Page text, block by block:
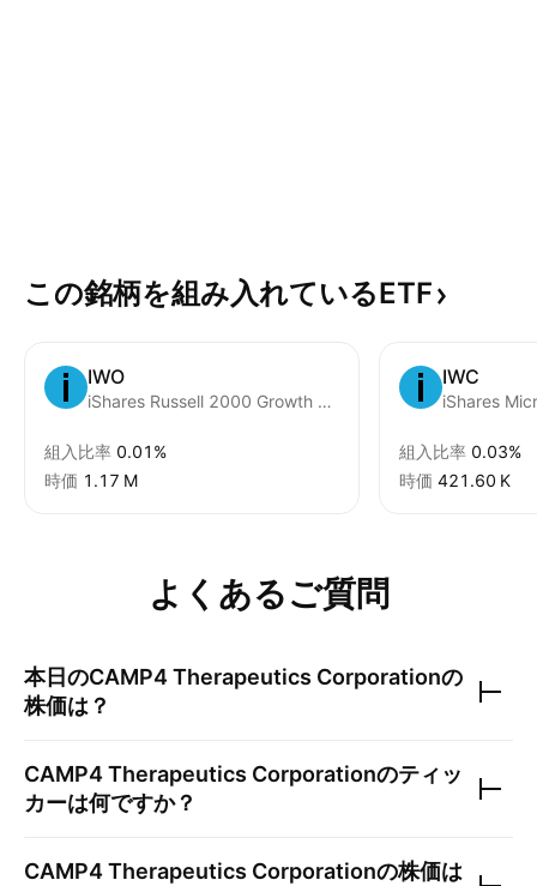
この銘柄を組み入れているETF
IWO
iShares Russell 2000 Growth ETF
組入比率 0.01%
時価 ‪1.17 M‬
IWC
iShares
組入比率 0.03%
時価 ‪421.60 K‬
よくあるご質問
本日のCAMP4 Therapeutics Corporationの
株価は？
CAMP4 Therapeutics Corporationのティッ
カーは何ですか？
CAMP4 Therapeutics Corporationの株価は